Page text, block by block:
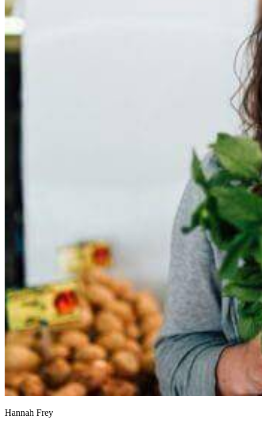
Hannah Frey